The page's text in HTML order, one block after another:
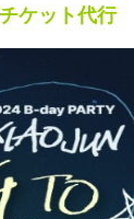
ケット代行